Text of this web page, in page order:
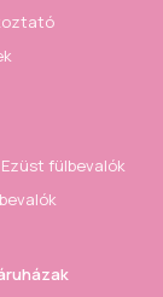
Ezüst fülbevalók